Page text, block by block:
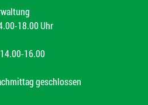
18.00 Uhr
16.00
geschlossen